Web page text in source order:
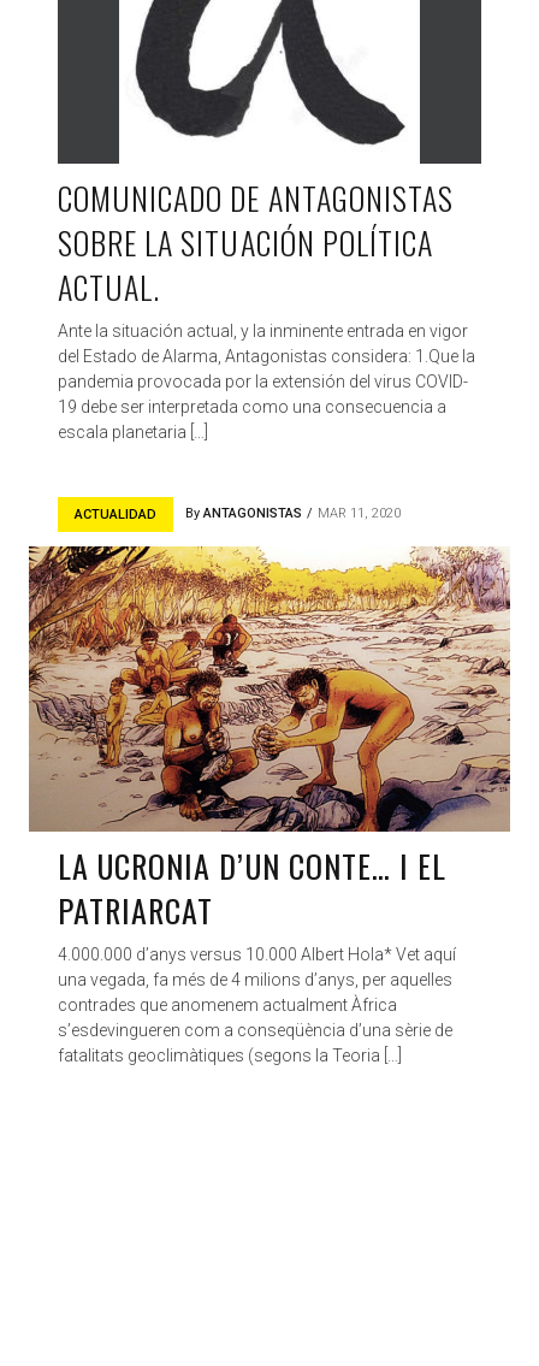
COMUNICADO DE ANTAGONISTAS
SOBRE LA SITUACIÓN POLÍTICA
ACTUAL.
Ante la situación actual, y la inminente entrada en vigor
del Estado de Alarma, Antagonistas considera: 1.Que la
pandemia provocada por la extensión del virus COVID-
19 debe ser interpretada como una consecuencia a
escala planetaria […]
ACTUALIDAD ByANTAGONISTAS MAR 11, 2020
LA UCRONIA D’UN CONTE… I EL
PATRIARCAT
4.000.000 d’anys versus 10.000 Albert Hola* Vet aquí
una vegada, fa més de 4 milions d’anys, per aquelles
contrades que anomenem actualment Àfrica
s’esdevingueren com a conseqüència d’una sèrie de
fatalitats geoclimàtiques (segons la Teoria […]